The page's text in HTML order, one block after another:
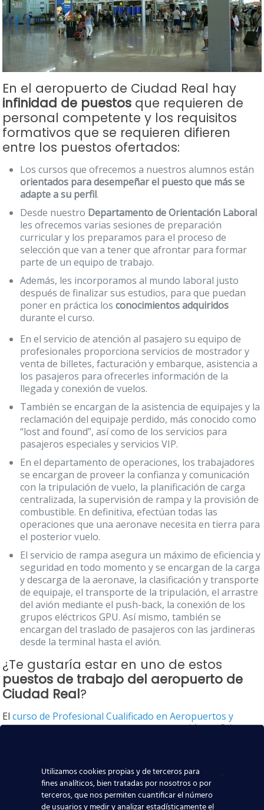
En el aeropuerto de Ciudad Real hay
infinidad de puestos que requieren de
personal competente y los requisitos
formativos que se requieren difieren
entre los puestos ofertados:
Los cursos que ofrecemos a nuestros alumnos están
orientados para desempeñar el puesto que más se
adapte a su perfil.
Desde nuestro Departamento de Orientación Laboral
les ofrecemos varias sesiones de preparación
curricular y los preparamos para el proceso de
selección que van a tener que afrontar para formar
parte de un equipo de trabajo.
Además, les incorporamos al mundo laboral justo
después de finalizar sus estudios, para que puedan
poner en práctica losconocimientos adquiridos
durante el curso.
En el servicio de atención al pasajero su equipo de
profesionales proporciona servicios de mostrador y
venta de billetes, facturación y embarque, asistencia a
los pasajeros para ofrecerles información de la
llegada y conexión de vuelos.
También se encargan de la asistencia de equipajes y la
reclamación del equipaje perdido, más conocido como
“lost and found”, así como de los servicios para
pasajeros especiales y servicios VIP.
En el departamento de operaciones, los trabajadores
se encargan de proveer la confianza y comunicación
con la tripulación de vuelo, la planificación de carga
centralizada, la supervisión de rampa y la provisión de
combustible. En definitiva, efectúan todas las
operaciones que una aeronave necesita en tierra para
el posterior vuelo.
El servicio de rampa asegura un máximo de eficiencia y
seguridad en todo momento y se encargan de la carga
y descarga de la aeronave, la clasificación y transporte
de equipaje, el transporte de la tripulación, el arrastre
del avión mediante el push-back, la conexión de los
grupos eléctricos GPU. Así mismo, también se
encargan del traslado de pasajeros con las jardineras
desde la terminal hasta el avión.
¿Te gustaría estar en uno de estos
puestos de trabajo del aeropuerto de
Ciudad Real?
Elcurso de Profesional Cualificado en Aeropuertos y
Handling PROCAHproporciona loscontenidos suficientes
preparamos a nuestros alumnos para que puedan
realizar lasactividades esencialesque habitualmente
requiere este puesto de trabajo:
Utilizamos cookies propias y de terceros para
fines analíticos, bien tratadas por nosotros o por
terceros, que nos permiten cuantificar el número
de usuarios y medir y analizar estadísticamente el